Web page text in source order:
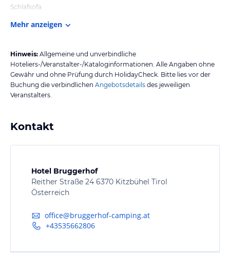
Schlafsofa
Mehr anzeigen
Hinweis: Allgemeine und unverbindliche
Hoteliers-/Veranstalter-/Kataloginformationen. Alle Angaben ohne
Gewähr und ohne Prüfung durch HolidayCheck. Bitte lies vor der
Buchung die verbindlichen Angebotsdetails des jeweiligen
Veranstalters.
Kontakt
Hotel Bruggerhof
Reither Straße 24 6370 Kitzbühel Tirol
Österreich
office@bruggerhof-camping.at
+43535662806